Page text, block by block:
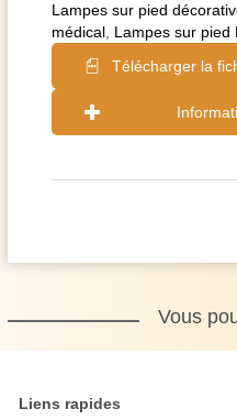
Lampes sur pied
médical Lampes sur pied
Télécharger la
Vous
Liens rapides